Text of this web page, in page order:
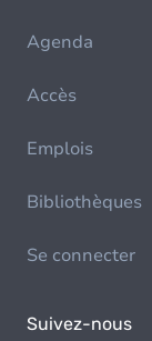
Agenda
Accès
Emplois
Bibliothèques
Se connecter
Suivez-nous